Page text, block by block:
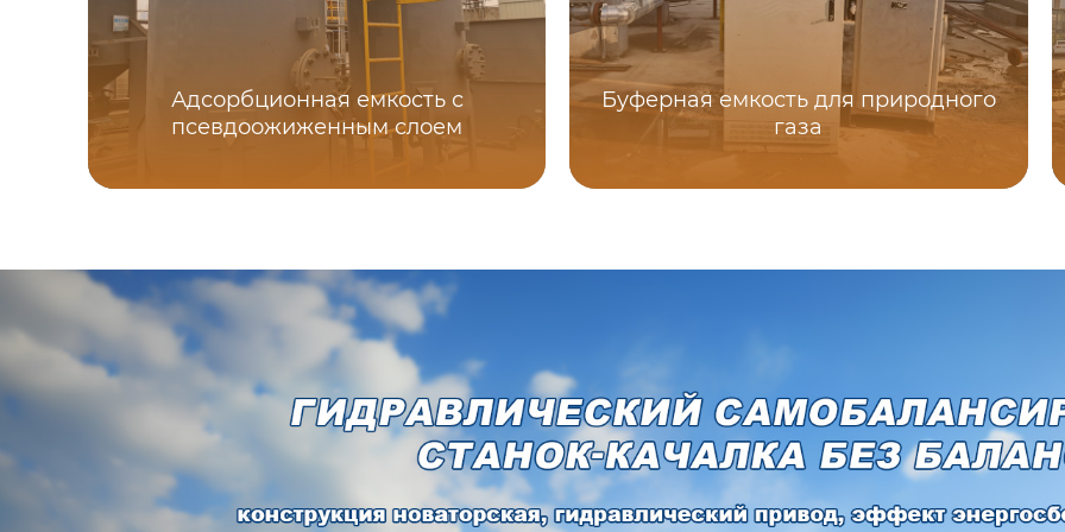
Адсорбционная емкость с
псевдоожиженным слоем
Буферная емкость для природного
газа